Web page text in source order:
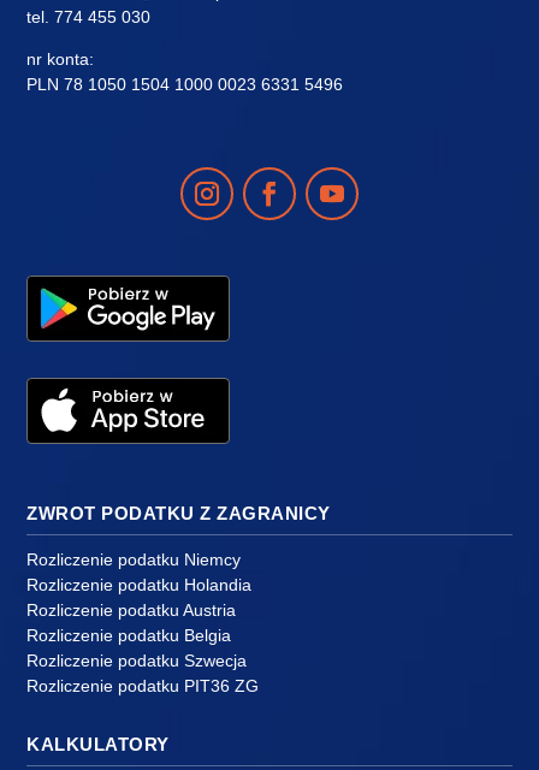
tel.774 455 030
nr konta:
PLN 78 1050 1504 1000 0023 6331 5496
ZWROT PODATKU Z ZAGRANICY
Rozliczenie podatku Niemcy
Rozliczenie podatku Holandia
Rozliczenie podatku Austria
Rozliczenie podatku Belgia
Rozliczenie podatku Szwecja
Rozliczenie podatku PIT36 ZG
KALKULATORY